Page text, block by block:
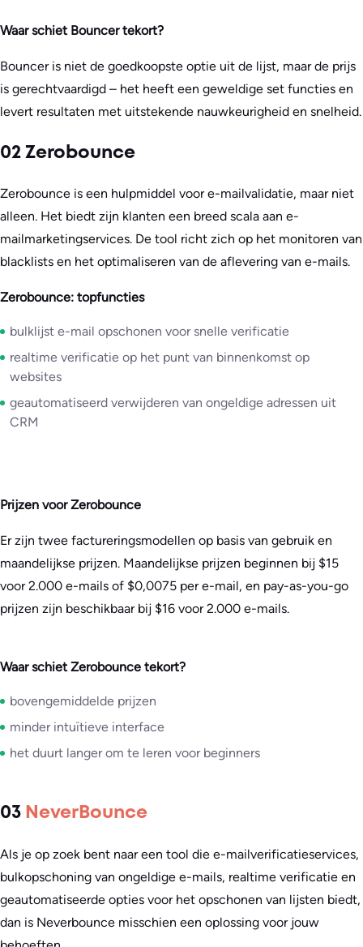
Waar schiet Bouncer tekort?
Bouncer is niet de goedkoopste optie uit de lijst, maar de prijs
is gerechtvaardigd – het heeft een geweldige set functies en
levert resultaten met uitstekende nauwkeurigheid en snelheid.
02 Zerobounce
Zerobounce is een hulpmiddel voor e-mailvalidatie, maar niet
alleen. Het biedt zijn klanten een breed scala aan e-
mailmarketingservices. De tool richt zich op het monitoren van
blacklists en het optimaliseren van de aflevering van e-mails.
Zerobounce: topfuncties
bulklijst e-mail opschonen voor snelle verificatie
realtime verificatie op het punt van binnenkomst op
websites
geautomatiseerd verwijderen van ongeldige adressen uit
CRM
Prijzen voor Zerobounce
Er zijn twee factureringsmodellen op basis van gebruik en
maandelijkse prijzen. Maandelijkse prijzen beginnen bij $15
voor 2.000 e-mails of $0,0075 per e-mail, en pay-as-you-go
prijzen zijn beschikbaar bij $16 voor 2.000 e-mails.
Waar schiet Zerobounce tekort?
bovengemiddelde prijzen
minder intuïtieve interface
het duurt langer om te leren voor beginners
03 NeverBounce
Als je op zoek bent naar een tool die e-mailverificatieservices,
bulkopschoning van ongeldige e-mails, realtime verificatie en
geautomatiseerde opties voor het opschonen van lijsten biedt,
dan is Neverbounce misschien een oplossing voor jouw